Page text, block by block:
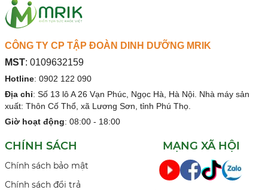
CÔNG TY CP TẬP ĐOÀN DINH DƯỠNG MRIK
MST: 0109632159
Hotline: 0902 122 090
Địa chỉ: Số 13 lô A 26 Vạn Phúc, Ngọc Hà, Hà Nội. Nhà máy sản
xuất: Thôn Cố Thổ, xã Lương Sơn, tỉnh Phú Thọ.
Giờ hoạt động: 08:00 - 18:00
CHÍNH SÁCH
Chính sách bảo mật
Chính sách đổi trả
MẠNG XÃ HỘI